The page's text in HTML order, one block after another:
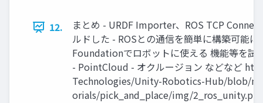
12.
まとめ - URDF Importer、ROS TCP
ルドした - ROSとの通信を簡単に構築可能に
Foundationでロボットに使える 機能等を試
- PointCloud - オクルージョン などなど
Technologies/Unity-Robotics-Hub/blob/
orials/pick_and_place/img/